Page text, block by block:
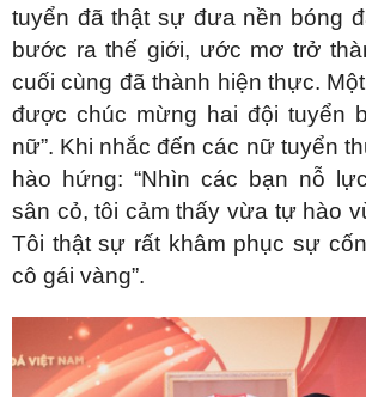
tuyển đã thật sự đưa nền bóng
bước ra thế giới, ước mơ trở
cuối cùng đã thành hiện thực.
được chúc mừng hai đội tuyển
nữ”. Khi nhắc đến các nữ tuyển
hào hứng: “Nhìn các bạn nỗ
sân cỏ, tôi cảm thấy vừa tự hào
Tôi thật sự rất khâm phục sự
cô gái vàng”.